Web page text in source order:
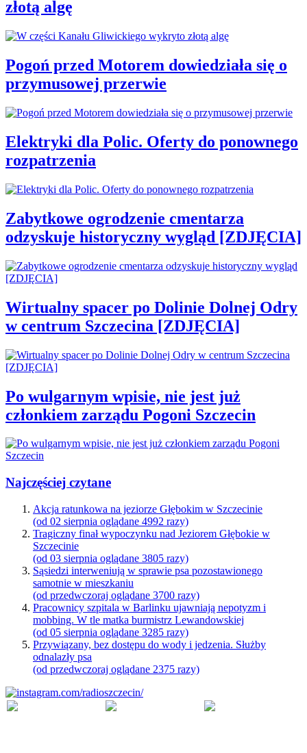
złotą algę
Pogoń przed Motorem dowiedziała się o
przymusowej przerwie
Elektryki dla Polic. Oferty do ponownego
rozpatrzenia
Zabytkowe ogrodzenie cmentarza
odzyskuje historyczny wygląd [ZDJĘCIA]
Wirtualny spacer po Dolinie Dolnej Odry
w centrum Szczecina [ZDJĘCIA]
Po wulgarnym wpisie, nie jest już
członkiem zarządu Pogoni Szczecin
Najczęściej czytane
Akcja ratunkowa na jeziorze Głębokim w Szczecinie
(od 02 sierpnia oglądane 4992 razy)
Tragiczny finał wypoczynku nad Jeziorem Głębokie w
Szczecinie
(od 03 sierpnia oglądane 3805 razy)
Sąsiedzi interweniują w sprawie psa pozostawionego
samotnie w mieszkaniu
(od przedwczoraj oglądane 3700 razy)
Pracownicy szpitala w Barlinku ujawniają nepotyzm i
mobbing. W tle matka burmistrz Lewandowskiej
(od 05 sierpnia oglądane 3285 razy)
Przywiązany, bez dostępu do wody i jedzenia. Służby
odnalazły psa
(od przedwczoraj oglądane 2375 razy)